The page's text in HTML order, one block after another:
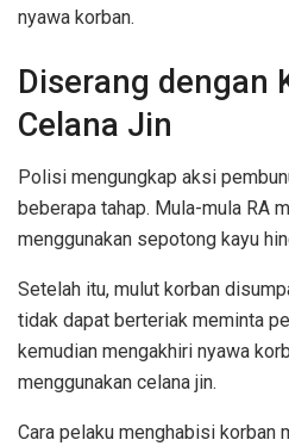
nyawa korban.
Diserang dengan
Celana Jin
Polisi mengungkap aksi
beberapa tahap. Mula-mula RA
menggunakan sepotong kayu
Setelah itu, mulut korban
tidak dapat berteriak meminta
kemudian mengakhiri nyawa
menggunakan celana jin.
Cara pelaku menghabisi korban